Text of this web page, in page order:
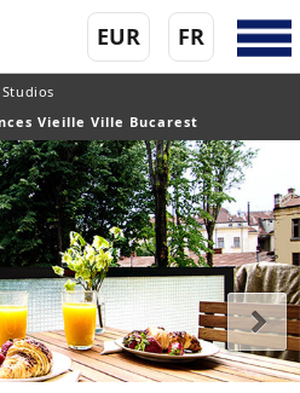
FR
EUR
Studios
Vieille Ville Bucarest